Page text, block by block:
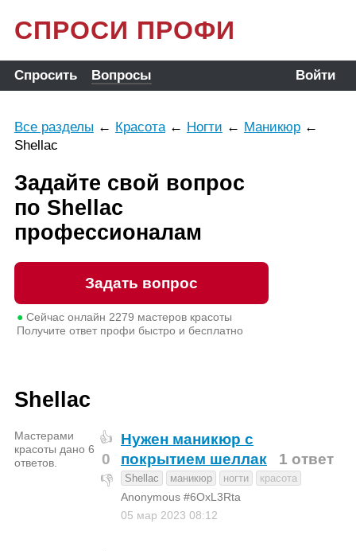
СПРОСИ ПРОФИ
Спросить Вопросы Войти
Все разделы ← Красота← Ногти ← Маникюр←
Shellac
Задайте свой вопрос
по Shellac
профессионалам
Задать вопрос
●Сейчас онлайн 2279 мастеров красоты
Получите ответ профи быстро и бесплатно
Shellac
Мастерами
красоты дано 6
ответов.
👍
0
👎
Нужен маникюр с
покрытием шеллак
1 ответ
Shellac маникюр ногти красота
Anonymous #6OxL3Rta
05 мар 2023 08:12